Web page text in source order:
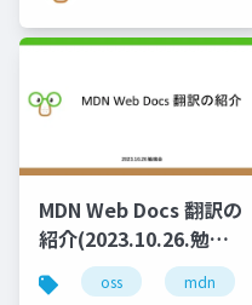
MDN Web Docs 翻訳の
紹介(2023.10.26.勉強
会)
oss mdn